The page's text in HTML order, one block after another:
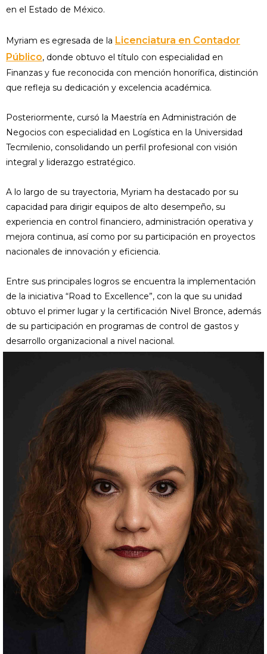
en el Estado de México.
Myriam es egresada de la Licenciatura en Contador
Público, donde obtuvo el título con especialidad en
Finanzas y fue reconocida con mención honorífica, distinción
que refleja su dedicación y excelencia académica.
Posteriormente, cursó la Maestría en Administración de
Negocios con especialidad en Logística en la Universidad
Tecmilenio, consolidando un perfil profesional con visión
integral y liderazgo estratégico.
A lo largo de su trayectoria, Myriam ha destacado por su
capacidad para dirigir equipos de alto desempeño, su
experiencia en control financiero, administración operativa y
mejora continua, así como por su participación en proyectos
nacionales de innovación y eficiencia.
Entre sus principales logros se encuentra la implementación
de la iniciativa “Road to Excellence”, con la que su unidad
obtuvo el primer lugar y la certificación Nivel Bronce, además
de su participación en programas de control de gastos y
desarrollo organizacional a nivel nacional.